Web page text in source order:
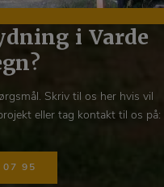
i Varde
Skriv til os her hvis vil
eller tag kontakt til os på:
07 95